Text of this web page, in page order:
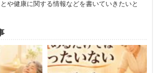
や健康に関する情報などを書いていきたいと